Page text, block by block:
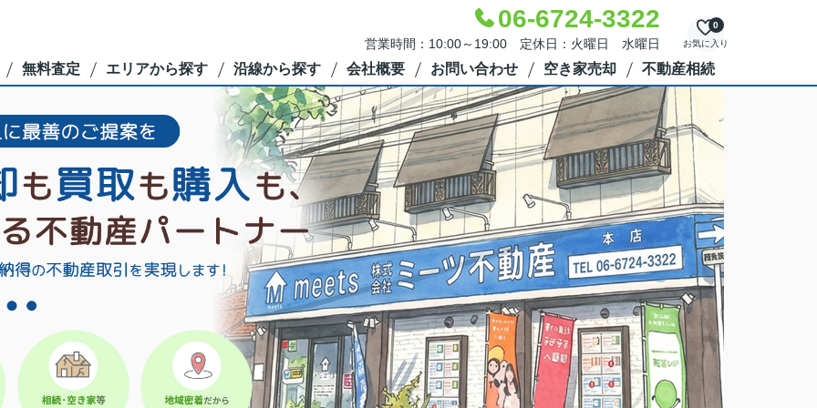
06-6724-3322
営業時間：10:00～19:00 定休日：火曜日 水曜日 お気に入り
0
無料査定 エリアから探す 沿線から探す 会社概要 お問い合わせ 空き家売却 不動産相続